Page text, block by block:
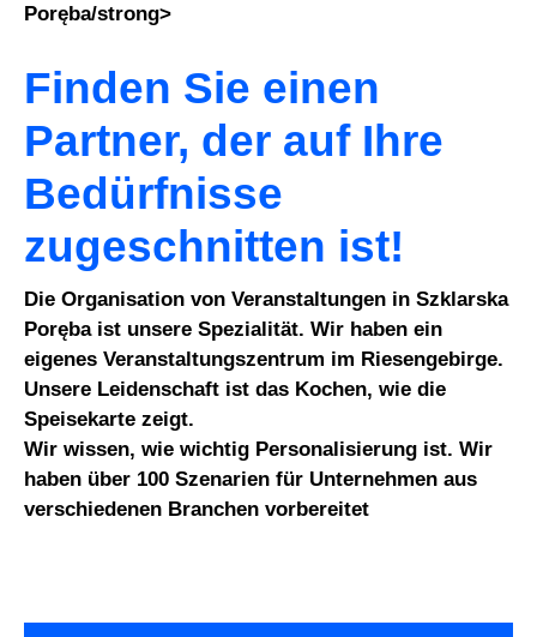
Poręba/strong>
Finden Sie einen
Partner, der auf Ihre
Bedürfnisse
zugeschnitten ist!
Die Organisation von Veranstaltungen in Szklarska
Poręba ist unsere Spezialität. Wir haben ein
eigenes Veranstaltungszentrum im Riesengebirge.
Unsere Leidenschaft ist das Kochen, wie die
Speisekarte zeigt.
Wir wissen, wie wichtig Personalisierung ist. Wir
haben über 100 Szenarien für Unternehmen aus
verschiedenen Branchen vorbereitet